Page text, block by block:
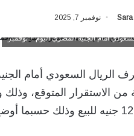
نوفمبر 7, 2025
أمام الجنيه المصري اليوم 7 نوفمبر
السعودي أمام